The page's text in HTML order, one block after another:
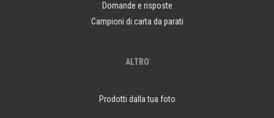
Domande e risposte
Campioni di carta da parati
ALTRO
Prodotti dalla tua foto